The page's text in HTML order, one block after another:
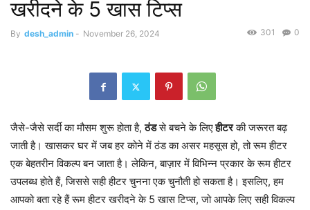
खरीदने के 5 खास टिप्स
By desh_admin - November 26, 2024 0
301
जैसे-जैसे सर्दी का मौसम शुरू होता है,ठंडसे बचने के लिएहीटरकी जरूरत बढ़
जाती है। खासकर घर में जब हर कोने में ठंड का असर महसूस हो, तो रूम हीटर
एक बेहतरीन विकल्प बन जाता है। लेकिन, बाज़ार में विभिन्न प्रकार के रूम हीटर
उपलब्ध होते हैं, जिससे सही हीटर चुनना एक चुनौती हो सकता है। इसलिए, हम
आपको बता रहे हैं रूम हीटर खरीदने के 5 खास टिप्स, जो आपके लिए सही विकल्प